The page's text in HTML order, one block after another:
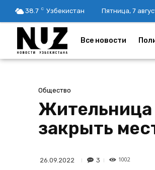
38.7 C Узбекистан Пятница, 7
Все новости
Общество
Жительница
закрыть
26.09.2022 3 1002